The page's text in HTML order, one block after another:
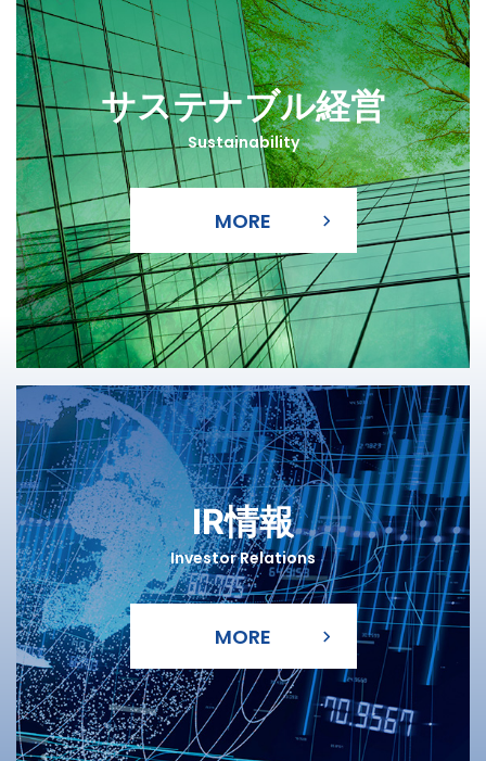
IR情報
Investor Relations
サステナブル経営
Sustainability